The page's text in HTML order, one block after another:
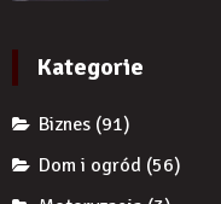
Kategorie
Biznes (91)
Dom i ogród (56)